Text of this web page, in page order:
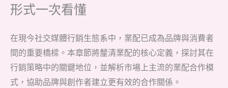
形式一次看懂
在現今社交媒體行銷生態系中，業配已成為品牌與消費者
間的重要橋樑。本章節將釐清業配的核心定義，探討其在
行銷策略中的關鍵地位，並解析市場上主流的業配合作模
式，協助品牌與創作者建立更有效的合作關係。